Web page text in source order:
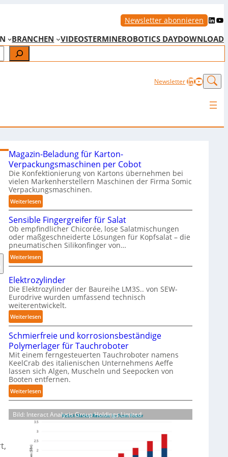
Newsletter abonnieren LinkedIn YouTube
BRANCHEN VIDEOSTERMINEROBOTICS DAYDOWNLOAD
NewsletterLinkedIn
Magazin-Beladung für Karton-
Verpackungsmaschinen per Cobot
Die Konfektionierung von Kartons übernehmen bei
vielen Markenherstellern Maschinen der Firma Somic
Verpackungsmaschinen.
Weiterlesen:
M
a
g
a
z
i
n
-
B
e
l
a
d
u
n
g
f
ü
r
K
r
Sensible Fingergreifer für Salat
Ob empfindlicher Chicorée, lose Salatmischungen
oder maßgeschneiderte Lösungen für Kopfsalat – die
pneumatischen Silikonfinger von…
Weiterlesen:
S
n
s
i
b
l
e
F
i
n
g
e
r
g
r
e
Elektrozylinder
Die Elektrozylinder der Baureihe LM3S.. von SEW-
Eurodrive wurden umfassend technisch
weiterentwickelt.
Weiterlesen:
E
l
e
k
t
r
o
z
y
l
Schmierfreie und korrosionsbeständige
Polymerlager für Tauchroboter
Mit einem ferngesteuerten Tauchroboter namens
KeelCrab des italienischen Unternehmens Aeffe
lassen sich Algen, Muscheln und Seepocken von
Booten entfernen.
Weiterlesen:
S
c
h
Bild: Interact Analysis Group Holdings Limited